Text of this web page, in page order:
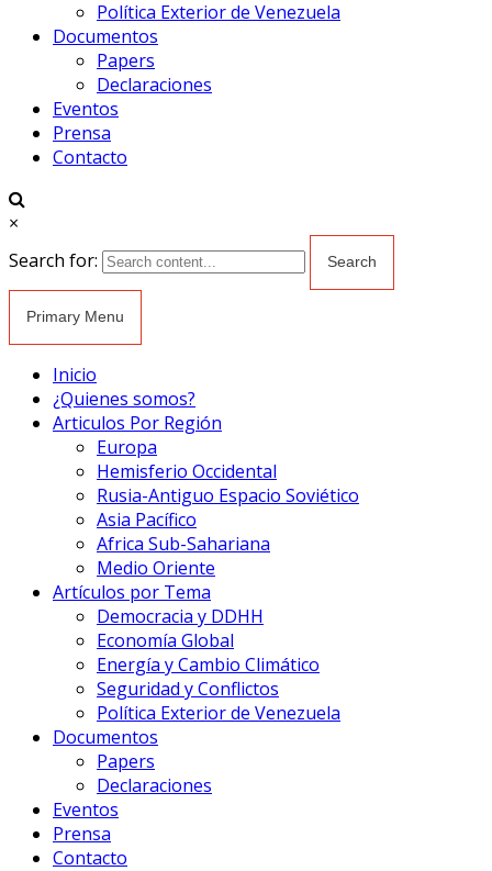
Política Exterior de Venezuela
Documentos
Papers
Declaraciones
Eventos
Prensa
Contacto
×
Search for:
Primary Menu
Inicio
¿Quienes somos?
Articulos Por Región
Europa
Hemisferio Occidental
Rusia-Antiguo Espacio Soviético
Asia Pacífico
Africa Sub-Sahariana
Medio Oriente
Artículos por Tema
Democracia y DDHH
Economía Global
Energía y Cambio Climático
Seguridad y Conflictos
Política Exterior de Venezuela
Documentos
Papers
Declaraciones
Eventos
Prensa
Contacto